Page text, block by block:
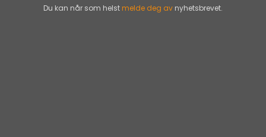
Du kan når som helst melde deg av nyhetsbrevet.